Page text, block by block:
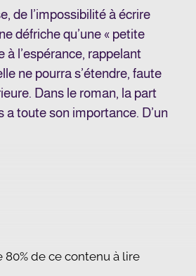
de l’impossibilité à écrire
défriche qu’une « petite
à l’espérance, rappelant
ne pourra s’étendre, faute
Dans le roman, la part
a toute son importance. D’un
80% de ce contenu à lire